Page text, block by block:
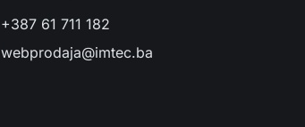
+387 61 711 182
webprodaja@imtec.ba